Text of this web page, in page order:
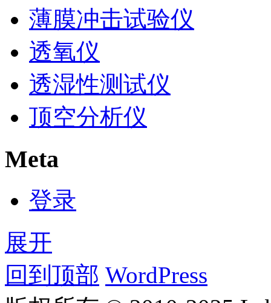
薄膜冲击试验仪
透氧仪
透湿性测试仪
顶空分析仪
Meta
登录
展开
回到顶部 WordPress